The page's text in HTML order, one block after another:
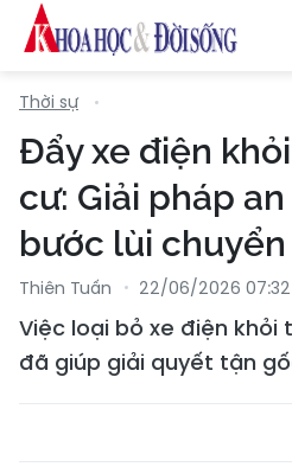
Thời sự
Đẩy xe điện
cư: Giải pháp
bước lùi
Thiên Tuấn 22/06/2026 07:32
Việc loại bỏ xe điện khỏi
đã giúp giải quyết tận